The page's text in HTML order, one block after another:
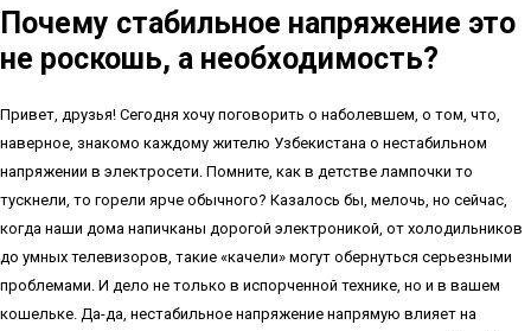
Почему стабильное напряжение это
не роскошь, а необходимость?
Привет, друзья! Сегодня хочу поговорить о наболевшем, о том, что,
наверное, знакомо каждому жителю Узбекистана о нестабильном
напряжении в электросети. Помните, как в детстве лампочки то
тускнели, то горели ярче обычного? Казалось бы, мелочь, но сейчас,
когда наши дома напичканы дорогой электроникой, от холодильников
до умных телевизоров, такие «качели» могут обернуться серьезными
проблемами. И дело не только в испорченной технике, но и в вашем
кошельке. Да-да, нестабильное напряжение напрямую влияет на